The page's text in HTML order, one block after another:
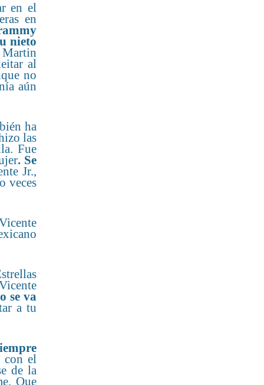
en el
en
nieto
Martin
al
no
aún
ha
las
Fue
. Se
Jr.,
veces
se va
a tu
con el
de la
Que